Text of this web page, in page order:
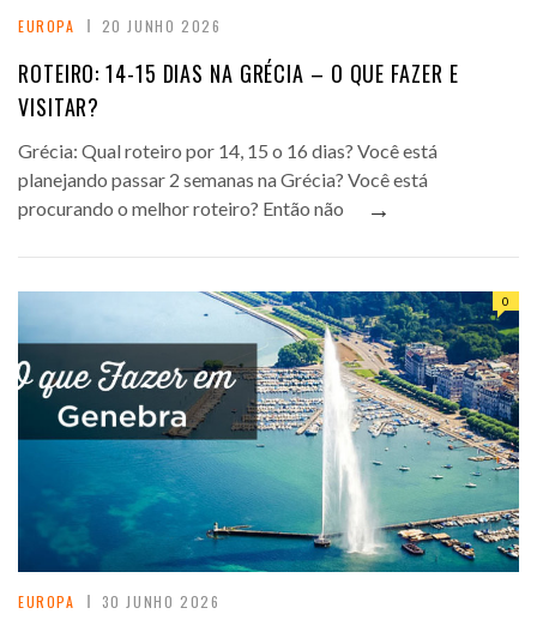
EUROPA 20 JUNHO 2026
ROTEIRO: 14-15 DIAS NA GRÉCIA – O QUE FAZER E
VISITAR?
Grécia: Qual roteiro por 14, 15 o 16 dias? Você está
planejando passar 2 semanas na Grécia? Você está
procurando o melhor roteiro? Então não
→
0
EUROPA 30 JUNHO 2026